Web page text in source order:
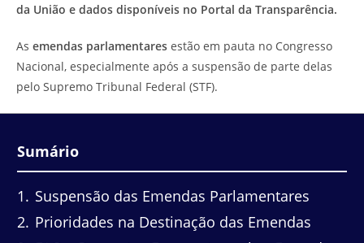
da União e dados disponíveis no Portal da Transparência.
As emendas parlamentares estão em pauta no Congresso
Nacional, especialmente após a suspensão de parte delas
pelo Supremo Tribunal Federal (STF).
Sumário
1
Suspensão das Emendas Parlamentares
2 Prioridades na Destinação das Emendas